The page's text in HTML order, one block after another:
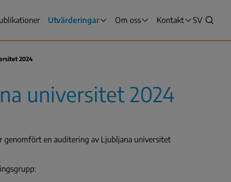
Utvärderingar Om oss Kontakt
VALITSE
SWITCH
SV
2024
universitet 2024
en auditering av Ljubljana universitet